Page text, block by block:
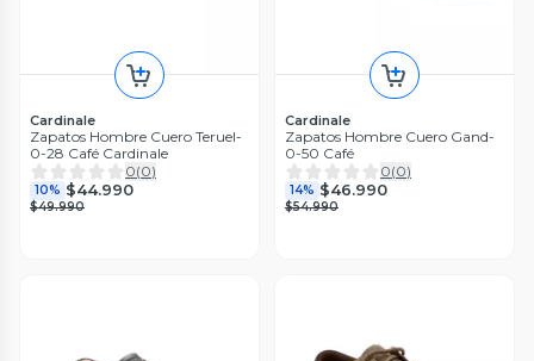
Cardinale
Zapatos Hombre Cuero Teruel-
0-28 Café Cardinale
0(0)
10% $44.990
$49.990
Cardinale
Zapatos Hombre Cuero Gand-
0-50 Café
0(0)
14% $46.990
$54.990